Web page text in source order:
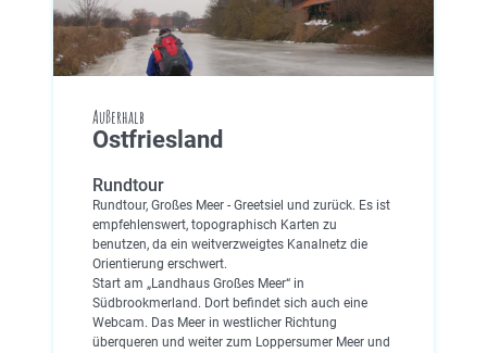
Außerhalb
Ostfriesland
Rundtour
Rundtour, Großes Meer - Greetsiel und zurück. Es ist
empfehlenswert, topographisch Karten zu
benutzen, da ein weitverzweigtes Kanalnetz die
Orientierung erschwert.
Start am „Landhaus Großes Meer“ in
Südbrookmerland. Dort befindet sich auch eine
Webcam. Das Meer in westlicher Richtung
überqueren und weiter zum Loppersumer Meer und